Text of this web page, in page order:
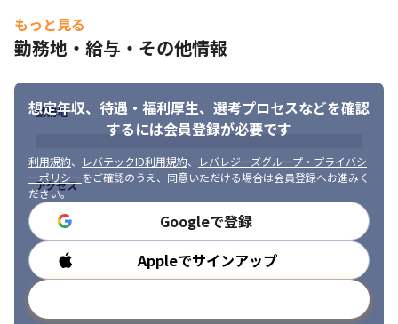
■ 求める人物像
・本番環境での作業責任を理解し、慎重に作業を進められる方
・障害発生時に落ち着いて状況を整理し、関係者へ報告できる方
・不明点やリスクを抱え込まず、適切に相談・エスカレーション
を持って取り組める方
・将来的にチーム内での作業調整やメンバー支援にも関わりたい
もっと見る
勤務地・給与・その他情報
想定年収、待遇・福利厚生、 選考プロセスなどを確認
するには会員登録が必要です
利用規約、 レバテックID利用規約、
レバレジーズグループ・プライバシ
ーポリシーをご確認のうえ、同意いただける場合は会員登録へお進みく
ださい。
Googleで登録
Appleでサインアップ
勤務地
アクセス
勤務時間